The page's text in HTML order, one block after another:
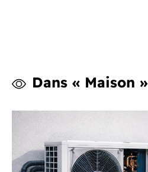
Dans « Maison »